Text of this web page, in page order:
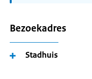
Bezoekadres
Stadhuis